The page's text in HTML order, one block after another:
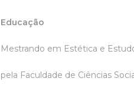
Educação
Mestrando em Estética e
pela Faculdade de Ciências